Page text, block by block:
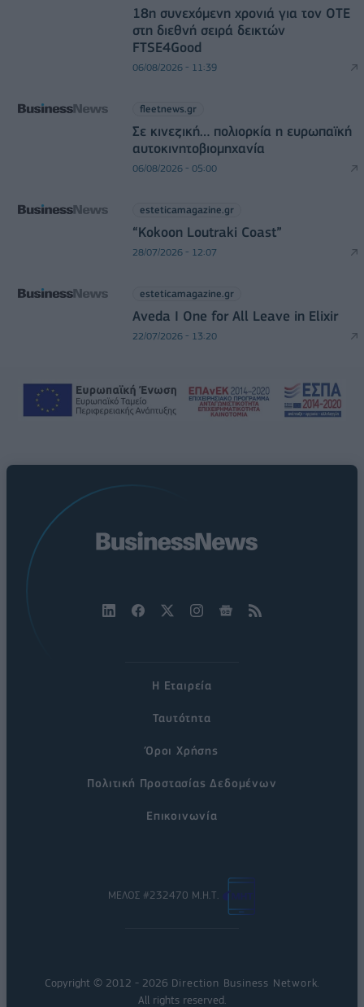
18η συνεχόμενη χρονιά για τον ΟΤΕ
στη διεθνή σειρά δεικτών
FTSE4Good
06/08/2026 - 11:39
fleetnews.gr
Σε κινεζική… πολιορκία η ευρωπαϊκή
αυτοκινητοβιομηχανία
06/08/2026 - 05:00
esteticamagazine.gr
“Kokoon Loutraki Coast”
28/07/2026 - 12:07
esteticamagazine.gr
Aveda I One for All Leave in Elixir
22/07/2026 - 13:20
Η Εταιρεία
Ταυτότητα
Όροι Χρήσης
Πολιτική Προστασίας Δεδομένων
Επικοινωνία
ΜΕΛΟΣ #232470 Μ.Η.Τ.
Copyright © 2012 - 2026 Direction Business Network.
All rights reserved.